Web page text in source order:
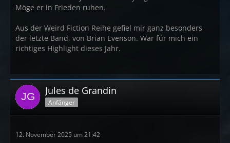
Möge er in Frieden ruhen.
Aus der Weird Fiction Reihe gefiel mir ganz besonders
der letzte Band, von Brian Evenson. War für mich ein
richtiges Highlight dieses Jahr.
Jules de Grandin
Anfänger
12. November 2025 um 21:42